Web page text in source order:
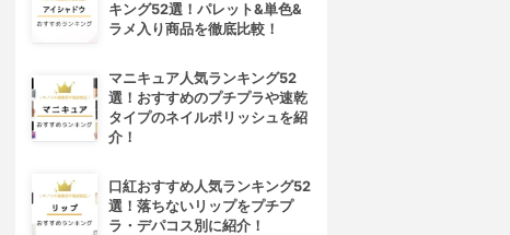
キング52選！パレット&単色&
ラメ入り商品を徹底比較！
マニキュア人気ランキング52
選！おすすめのプチプラや速乾
タイプのネイルポリッシュを紹
介！
口紅おすすめ人気ランキング52
選！落ちないリップをプチプ
ラ・デパコス別に紹介！